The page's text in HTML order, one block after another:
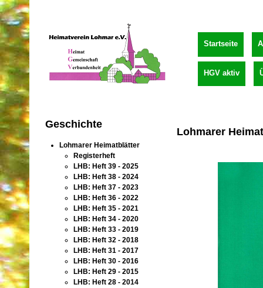
Startseite
HGV aktiv
Geschichte
Lohmarer Heimatblätter
Registerheft
LHB: Heft 39 - 2025
LHB: Heft 38 - 2024
LHB: Heft 37 - 2023
LHB: Heft 36 - 2022
LHB: Heft 35 - 2021
LHB: Heft 34 - 2020
LHB: Heft 33 - 2019
LHB: Heft 32 - 2018
LHB: Heft 31 - 2017
LHB: Heft 30 - 2016
LHB: Heft 29 - 2015
LHB: Heft 28 - 2014
Lohmarer